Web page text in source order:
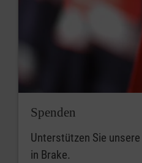
Spenden
Unterstützen Sie
in Brake.